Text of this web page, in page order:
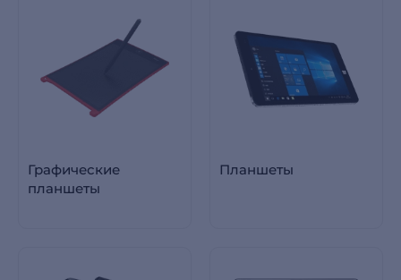
Графические
планшеты
Планшеты